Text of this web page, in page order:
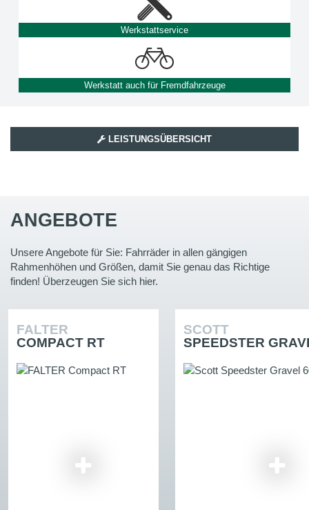
Werkstattservice
Werkstatt auch für Fremdfahrzeuge
LEISTUNGSÜBERSICHT
ANGEBOTE
Unsere Angebote für Sie: Fahrräder in allen gängigen
Rahmenhöhen und Größen, damit Sie genau das Richtige
finden! Überzeugen Sie sich hier.
FALTER
COMPACT RT
SCOTT
SPEEDSTER